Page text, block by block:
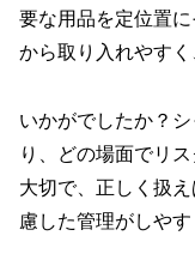
要な用品を定位置
から取り入れやすく
いかがでしたか？
り、どの場面でリ
大切で、正しく扱
慮した管理がしやす